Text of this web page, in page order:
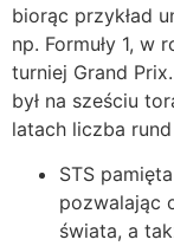
biorąc przykład
np. Formuły 1,
turniej Grand
był na sześciu
latach liczba
STS
pozwalając
świata, a